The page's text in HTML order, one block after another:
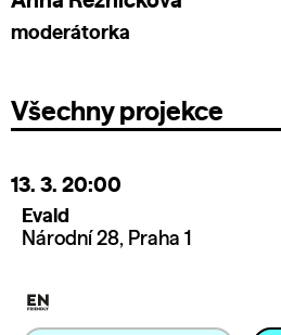
moderátorka
Všechny projekce
13. 3. 20:00
Evald
Národní 28, Praha 1